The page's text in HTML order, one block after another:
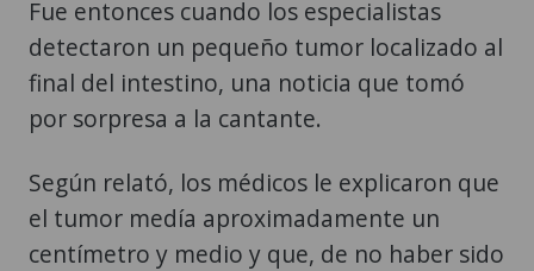
Fue entonces cuando los especialistas
detectaron un pequeño tumor localizado al
final del intestino, una noticia que tomó
por sorpresa a la cantante.
Según relató, los médicos le explicaron que
el tumor medía aproximadamente un
centímetro y medio y que, de no haber sido